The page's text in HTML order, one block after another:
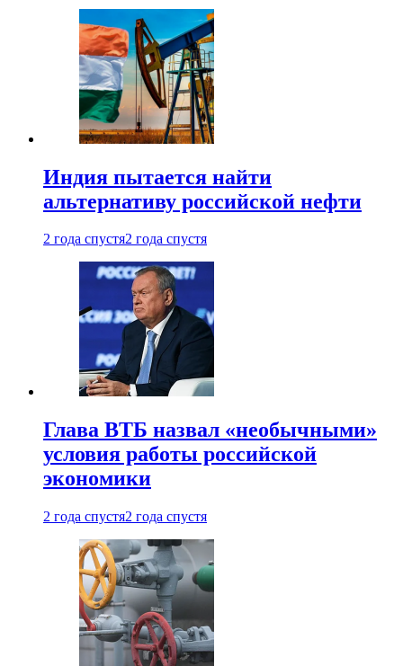
Индия пытается найти
альтернативу российской нефти
2 года спустя2 года спустя
Глава ВТБ назвал «необычными»
условия работы российской
экономики
2 года спустя2 года спустя